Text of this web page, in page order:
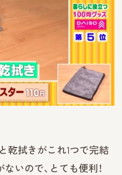
乾拭きがこれ1つで完結
いので、とても便利！